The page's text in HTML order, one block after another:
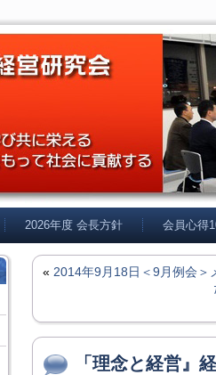
2026年度 会長方針 会員心得
« 2014年9月18日＜9月例会
「理念と経営』